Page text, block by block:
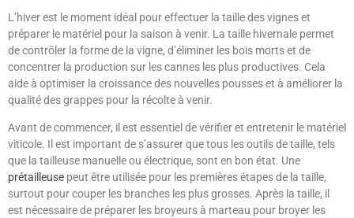
L’hiver est le moment idéal pour effectuer la taille des vignes et
préparer le matériel pour la saison à venir. La taille hivernale permet
de contrôler la forme de la vigne, d’éliminer les bois morts et de
concentrer la production sur les cannes les plus productives. Cela
aide à optimiser la croissance des nouvelles pousses et à améliorer la
qualité des grappes pour la récolte à venir.
Avant de commencer, il est essentiel de vérifier et entretenir le matériel
viticole. Il est important de s’assurer que tous les outils de taille, tels
que la tailleuse manuelle ou électrique, sont en bon état. Une
prétailleuse peut être utilisée pour les premières étapes de la taille,
surtout pour couper les branches les plus grosses. Après la taille, il
est nécessaire de préparer les broyeurs à marteau pour broyer les